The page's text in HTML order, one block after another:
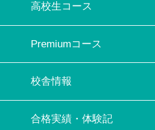
高校生コース
Premiumコース
校舎情報
合格実績・体験記